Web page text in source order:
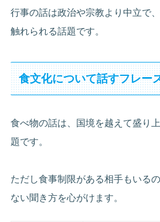
行事の話は政治や宗教より中立で
触れられる話題です。
食文化について話すフレー
食べ物の話は、国境を越えて盛り
題です。
ただし食事制限がある相手もいる
ない聞き方を心がけます。